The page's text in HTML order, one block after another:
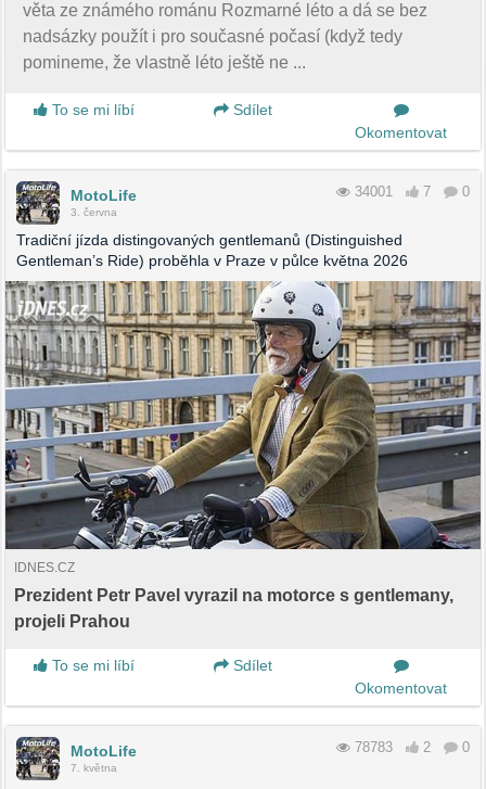
věta ze známého románu Rozmarné léto a dá se bez
nadsázky použít i pro současné počasí (když tedy
pomineme, že vlastně léto ještě ne ...
To se mi líbí
Sdílet
Okomentovat
MotoLife
3. června
34001 7 0
Tradiční jízda distingovaných gentlemanů (Distinguished
Gentleman’s Ride) proběhla v Praze v půlce května 2026
IDNES.CZ
Prezident Petr Pavel vyrazil na motorce s gentlemany,
projeli Prahou
To se mi líbí
Sdílet
Okomentovat
MotoLife
7. května
78783 2 0